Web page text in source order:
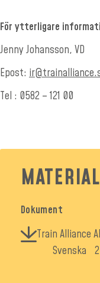
För ytterligare
Jenny Johansson, VD
Epost:
Tel : 0582 – 121 00
Dokument
Train Alliance
Svenska